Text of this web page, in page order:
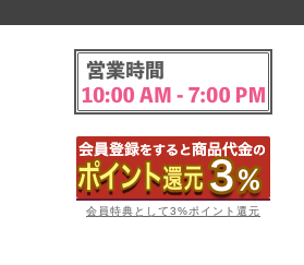
会員特典として3%ポイント還元